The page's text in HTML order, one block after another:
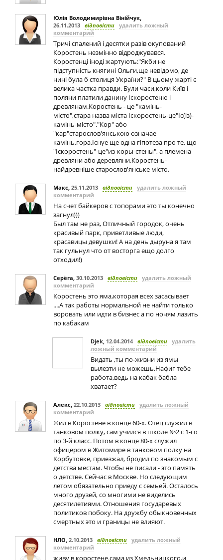
Юлія Володимирівна Вінійчук,
26.11.2013 відповісти удалить ложный
комментарий
Тричі спалений і десятки разів окупований
Коростень незмінно відроджувався.
Коростенці іноді жартують:"Якби не
підступність княгині Ольги,ще невідомо, де
нині була б столиця України?" В цьому жарті є
велика частка правди. Були часи,коли Київ і
поляни платили данину Іскоростеню і
древлянам.Коростень - це "камінь-
місто",стара назва міста Іскоростень-це"Іс(із)-
камінь-місто"."Кор" або
"кар"старослов'янською означае
камінь,гора.Існуе ще одна гіпотеза про те, що
"Іскоростень"-це"из-коры-стены", а племена
древляни або деревляни.Коростень-
найдревніше старослов'янське місто.
Макс, 25.11.2013 відповісти удалить ложный
комментарий
На счет байкеров с топорами это ты конечно
загнул)))
Был там не раз, Отличный городок, очень
красивый парк, приветливые люди,
красавицы девушки! А на день дыруна я там
так гульнул что от восторга ещо долго
отходил!)
Серёга, 30.10.2013 відповісти удалить ложный
комментарий
Коростень это яма,которая всех засасывает
....А так работы нормальной не найти только
воровать или идти в бизнес а по ночям лазить
по кабакам
Djek, 12.04.2014 відповісти удалить
ложный комментарий
Видать ,ты по-жизни из ямы
вылезти не можешь.Нафиг тебе
работа,ведь на кабак бабла
хватает?
Алекс, 22.10.2013 відповісти удалить ложный
комментарий
Жил в Коростене в конце 60-х. Отец служил в
танковом полку, сам учился в школе №2 с 1-го
по 3-й класс. Потом в конце 80-х служил
офицером в Житомире в танковом полку на
Корбутовке, приезжал, бродил по знакомым с
детства местам. Чтобы не писали - это память
о детстве. Сейчас в Москве. Но следующим
летом обязательно приеду с семьей. Осталось
много друзей, со многими не виделись
десятилетиями. Отношения государевых
политиков побоку. На дружбу обыкновенных
смертных это и границы не влияют.
НЛО, 2.10.2013 відповісти удалить ложный
комментарий
живу в коростене.сама из Хмельницкого,и